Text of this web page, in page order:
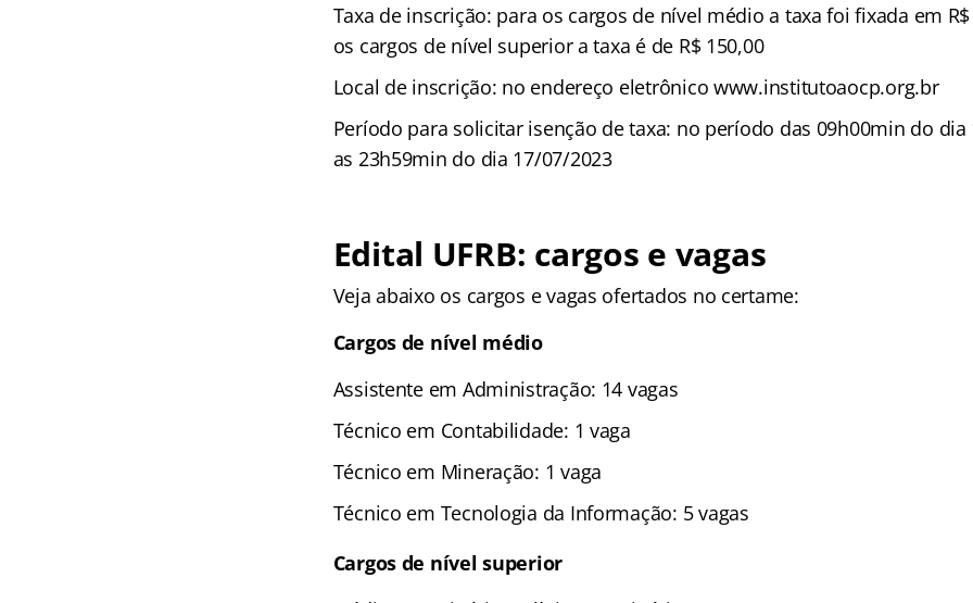
Taxa de inscrição: para os cargos de nível médio a taxa foi fixada em
os cargos de nível superior a taxa é de R$ 150,00
Local de inscrição: no endereço eletrônico www.institutoaocp.org.br
Período para solicitar isenção de taxa: no período das 09h00min do dia
as 23h59min do dia 17/07/2023
Edital UFRB: cargos e vagas
Veja abaixo os cargos e vagas ofertados no certame:
Cargos de nível médio
Assistente em Administração: 14 vagas
Técnico em Contabilidade: 1 vaga
Técnico em Mineração: 1 vaga
Técnico em Tecnologia da Informação: 5 vagas
Cargos de nível superior